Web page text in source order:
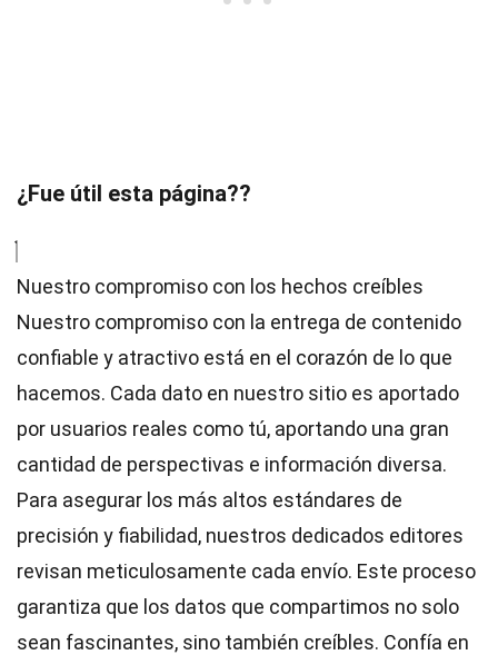
¿Fue útil esta página??
Nuestro compromiso con los hechos creíbles
Nuestro compromiso con la entrega de contenido
confiable y atractivo está en el corazón de lo que
hacemos. Cada dato en nuestro sitio es aportado
por usuarios reales como tú, aportando una gran
cantidad de perspectivas e información diversa.
Para asegurar los más altos estándares de
precisión y fiabilidad, nuestros dedicados editores
revisan meticulosamente cada envío. Este proceso
garantiza que los datos que compartimos no solo
sean fascinantes, sino también creíbles. Confía en